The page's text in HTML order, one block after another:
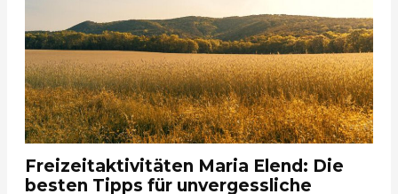
Freizeitaktivitäten Maria Elend: Die
besten Tipps für unvergessliche